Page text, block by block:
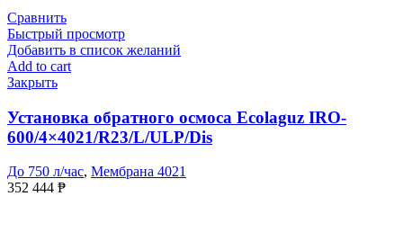
Сравнить
Быстрый просмотр
Добавить в список желаний
Add to cart
Закрыть
Установка обратного осмоса Ecolaguz IRO-
600/4×4021/R23/L/ULP/Dis
До 750 л/час, Мембрана 4021
352 444 ₱